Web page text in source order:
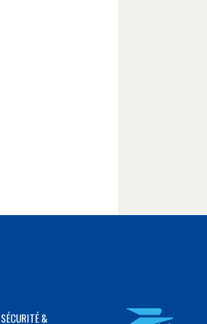
SÉCURITÉ &